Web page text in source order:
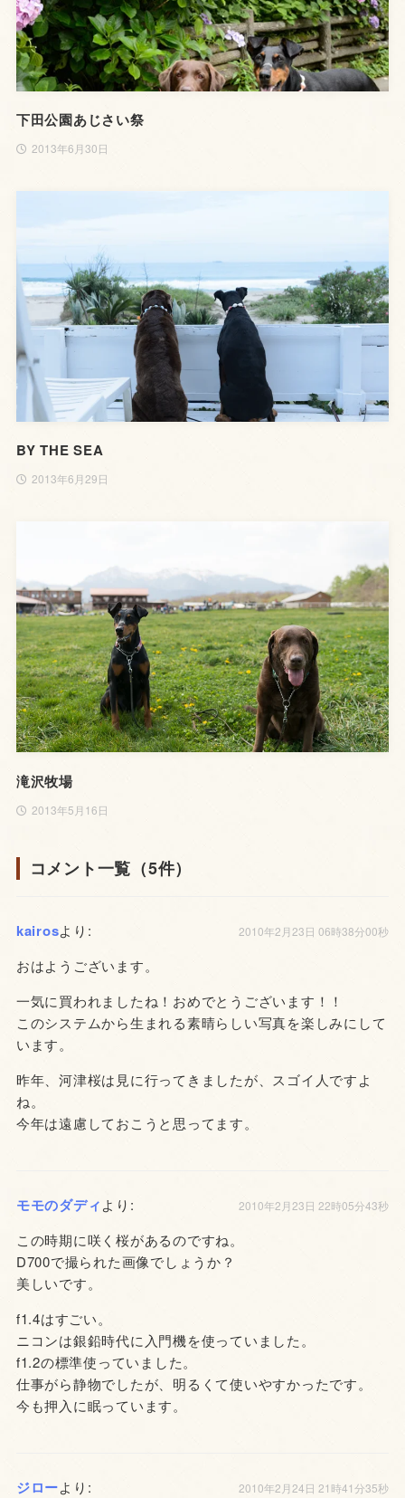
下田公園あじさい祭
2013年6月30日
BY THE SEA
2013年6月29日
滝沢牧場
2013年5月16日
コメント一覧（5件）
kairosより: 2010年2月23日 06時38分00秒
おはようございます。
一気に買われましたね！おめでとうございます！！
このシステムから生まれる素晴らしい写真を楽しみにして
います。
昨年、河津桜は見に行ってきましたが、スゴイ人ですよ
ね。
今年は遠慮しておこうと思ってます。
モモのダディより: 2010年2月23日 22時05分43秒
この時期に咲く桜があるのですね。
D700で撮られた画像でしょうか？
美しいです。
f1.4はすごい。
ニコンは銀鉛時代に入門機を使っていました。
f1.2の標準使っていました。
仕事がら静物でしたが、明るくて使いやすかったです。
今も押入に眠っています。
ジローより: 2010年2月24日 21時41分35秒